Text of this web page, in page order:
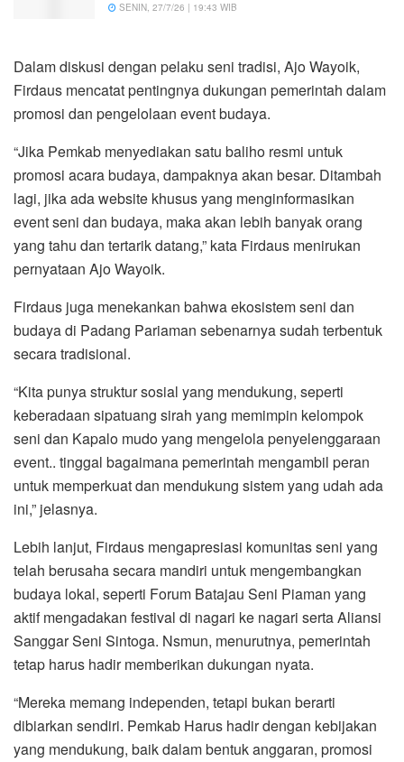
SENIN, 27/7/26 | 19:43 WIB
Dalam diskusi dengan pelaku seni tradisi, Ajo Wayoik,
Firdaus mencatat pentingnya dukungan pemerintah dalam
promosi dan pengelolaan event budaya.
“Jika Pemkab menyediakan satu baliho resmi untuk
promosi acara budaya, dampaknya akan besar. Ditambah
lagi, jika ada website khusus yang menginformasikan
event seni dan budaya, maka akan lebih banyak orang
yang tahu dan tertarik datang,” kata Firdaus menirukan
pernyataan Ajo Wayoik.
Firdaus juga menekankan bahwa ekosistem seni dan
budaya di Padang Pariaman sebenarnya sudah terbentuk
secara tradisional.
“Kita punya struktur sosial yang mendukung, seperti
keberadaan sipatuang sirah yang memimpin kelompok
seni dan Kapalo mudo yang mengelola penyelenggaraan
event.. tinggal bagaimana pemerintah mengambil peran
untuk memperkuat dan mendukung sistem yang udah ada
ini,” jelasnya.
Lebih lanjut, Firdaus mengapresiasi komunitas seni yang
telah berusaha secara mandiri untuk mengembangkan
budaya lokal, seperti Forum Batajau Seni Piaman yang
aktif mengadakan festival di nagari ke nagari serta Aliansi
Sanggar Seni Sintoga. Nsmun, menurutnya, pemerintah
tetap harus hadir memberikan dukungan nyata.
“Mereka memang independen, tetapi bukan berarti
dibiarkan sendiri. Pemkab Harus hadir dengan kebijakan
yang mendukung, baik dalam bentuk anggaran, promosi